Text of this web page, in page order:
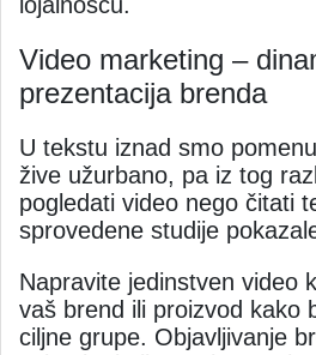
Video marketing –
prezentacija brenda
U tekstu iznad smo
žive užurbano, pa iz tog
pogledati video nego čitati
sprovedene studije
Napravite jedinstven video
vaš brend ili proizvod kako
ciljne grupe. Objavljivanje